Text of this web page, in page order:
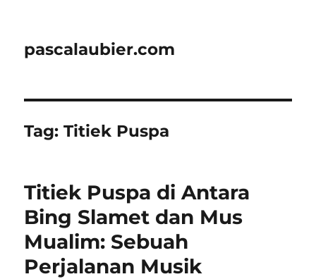
pascalaubier.com
Tag:Titiek Puspa
Titiek Puspa di Antara
Bing Slamet dan Mus
Mualim: Sebuah
Perjalanan Musik